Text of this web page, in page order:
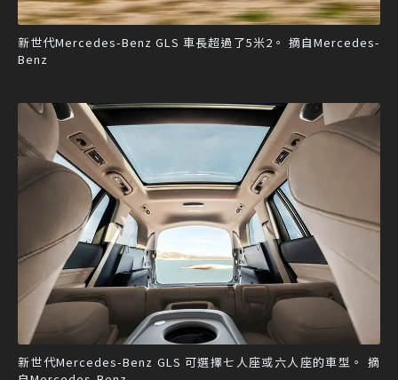
新世代Mercedes-Benz GLS 車長超過了5米2。 摘自Mercedes-
Benz
新世代Mercedes-Benz GLS 可選擇七人座或六人座的車型。 摘